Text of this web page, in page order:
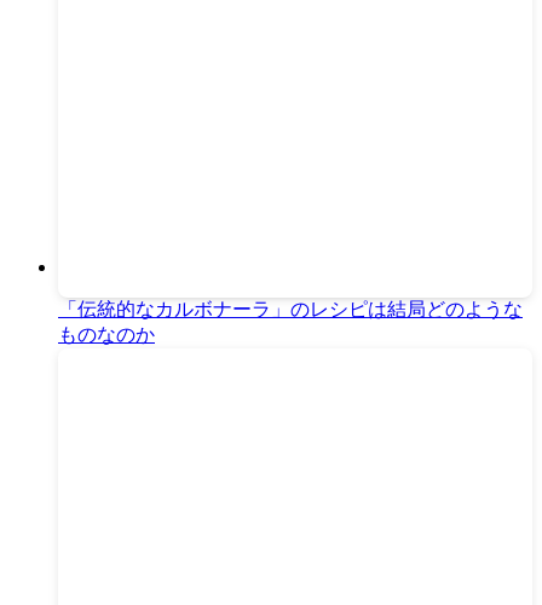
「伝統的なカルボナーラ」のレシピは結局どのような
ものなのか